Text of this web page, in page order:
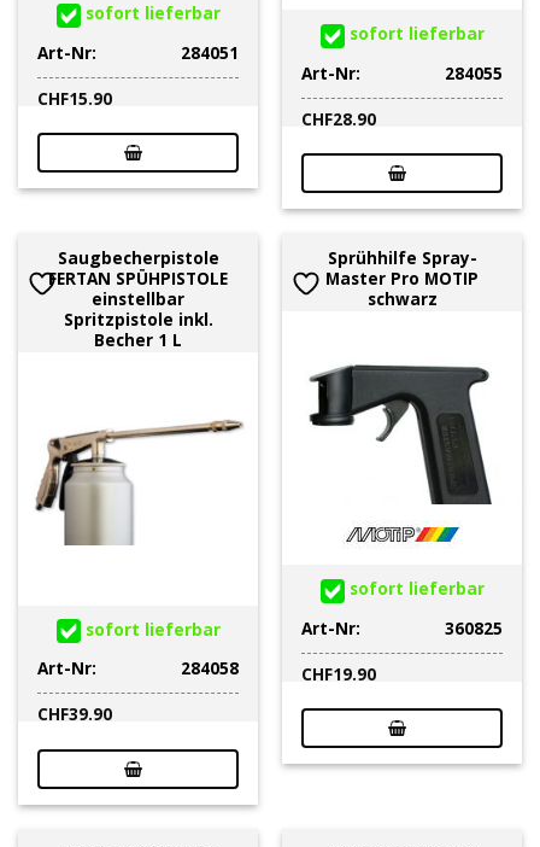
sofort lieferbar
Art-Nr:
284051
CHF15.90
sofort lieferbar
Art-Nr:
284055
CHF28.90
Saugbecherpistole
FERTAN SPÜHPISTOLE
einstellbar
Spritzpistole inkl.
Becher 1 L
sofort lieferbar
Art-Nr:
284058
CHF39.90
Sprühhilfe Spray-
Master Pro MOTIP
schwarz
sofort lieferbar
Art-Nr:
360825
CHF19.90